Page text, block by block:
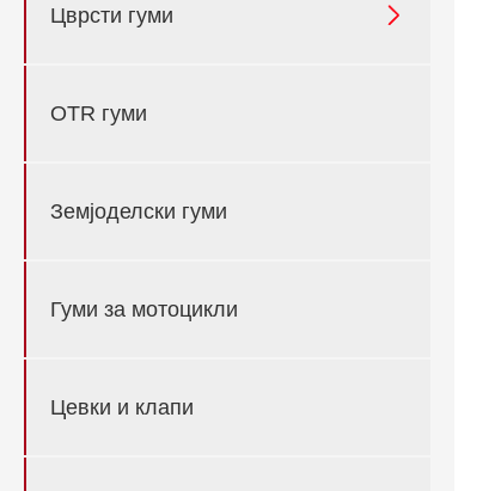
Цврсти гуми 
OTR гуми
Земјоделски гуми
Гуми за мотоцикли
Цевки и клапи